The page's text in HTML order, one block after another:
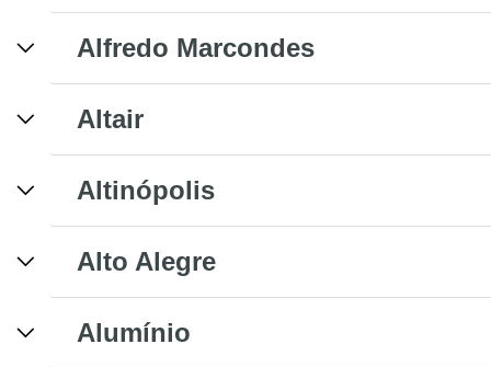
Alfredo Marcondes
Altair
Altinópolis
Alto Alegre
Alumínio